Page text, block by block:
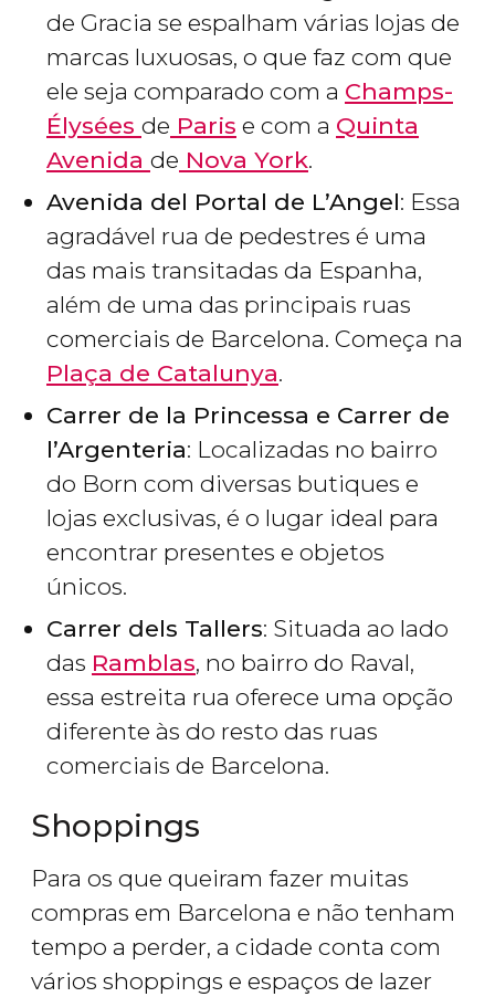
de Gracia se espalham várias lojas de
marcas luxuosas, o que faz com que
ele seja comparado com a Champs-
Élysées de Paris e com a Quinta
Avenida de Nova York.
Avenida del Portal de L’Angel: Essa
agradável rua de pedestres é uma
das mais transitadas da Espanha,
além de uma das principais ruas
comerciais de Barcelona. Começa na
Plaça de Catalunya.
Carrer de la Princessa e Carrer de
l’Argenteria: Localizadas no bairro
do Born com diversas butiques e
lojas exclusivas, é o lugar ideal para
encontrar presentes e objetos
únicos.
Carrer dels Tallers: Situada ao lado
das Ramblas, no bairro do Raval,
essa estreita rua oferece uma opção
diferente às do resto das ruas
comerciais de Barcelona.
Shoppings
Para os que queiram fazer muitas
compras em Barcelona e não tenham
tempo a perder, a cidade conta com
vários shoppings e espaços de lazer